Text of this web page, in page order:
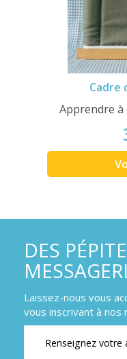
Cadre
Apprendre à
DES
Laissez-nous vous
vous inscrivant à nos